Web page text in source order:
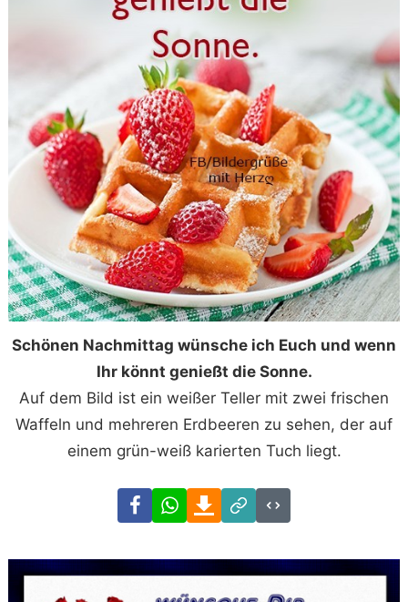
Schönen Nachmittag wünsche ich Euch und wenn
Ihr könnt genießt die Sonne.
Auf dem Bild ist ein weißer Teller mit zwei frischen
Waffeln und mehreren Erdbeeren zu sehen, der auf
einem grün-weiß karierten Tuch liegt.
FacebookWhatsAppDownload
Link
Code